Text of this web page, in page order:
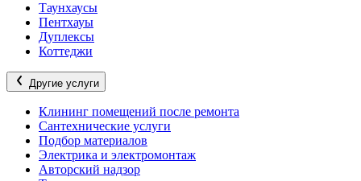
Таунхаусы
Пентхауы
Дуплексы
Коттеджи
Другие услуги
Клининг помещений после ремонта
Сантехнические услуги
Подбор материалов
Электрика и электромонтаж
Авторский надзор